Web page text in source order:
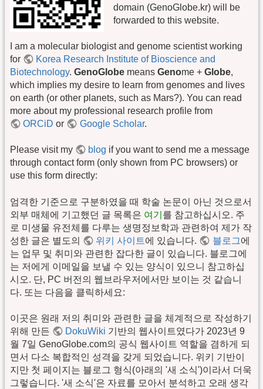
domain (GenoGlobe.kr) will be
forwarded to this website.
I am a molecular biologist and genome scientist working
for
Korea Research Institute of Bioscience and
Biotechnology. GenoGlobe means Genome + Globe,
which implies my desire to learn from genomes and lives
on earth (or other planets, such as Mars?). You can read
more about my professional research profile from
ORCiD or Google Scholar.
Please visit my blog if you want to send me a message
through contact form (only shown from PC browsers) or
use this form directly:
엄격한 기준으로 구분하였을 때 학술 논문이 아닌 것으로서
외부 매체에 기고했던 글 목록은 여기 를 참고하십시오. 주
로 미생물 유전체를 다루는 생명정보학과 관련하여 제가 작
성한 글은 별도의
위키 사이트에 있습니다. 블로그에
는 업무 및 취미와 관련한 잡다한 글이 있습니다. 블로그에
는 저에게 이메일을 보낼 수 있는 양식이 있으니 참고하십
시오. 단, PC 버전의 웹브라우저에서만 보이는 것 같습니
다. 또는 다음을 클릭하세요:
이곳은 원래 저의 취미와 관련한 글을 체계적으로 작성하기
위해 만든
DokuWiki 기반의 웹사이트였다가 2023년 9
월 7일 GenoGlobe.com의 공식 웹사이트 역할을 겸하게 되
면서 다소 복합적인 성격을 갖게 되었습니다. 위키 기반이
지만 첫 페이지는 블로그 형식(아래의 '새 소식')이라서 더욱
그렇습니다. '새 소식'은 자료를 모아서 분석하고 오래 생각